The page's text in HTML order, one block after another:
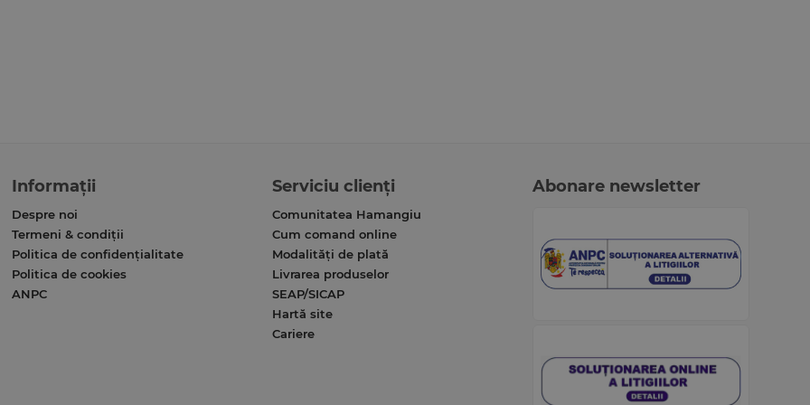
Informații
Despre noi
Termeni & condiții
Politica de confidențialitate
Politica de cookies
ANPC
Serviciu clienți
Comunitatea Hamangiu
Cum comand online
Modalități de plată
Livrarea produselor
SEAP/SICAP
Hartă site
Cariere
Abonare newsletter